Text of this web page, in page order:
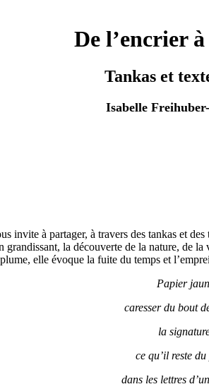
De l’encrier
Tankas et
Isabelle
à partager, à travers des tankas et
grandissant, la découverte de la nature, de
elle évoque la fuite du temps et
Papier
caresser du bout
la
ce qu’il reste du
dans les lettres